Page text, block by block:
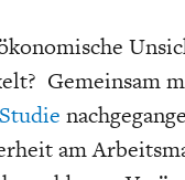
Gemeinsam
am